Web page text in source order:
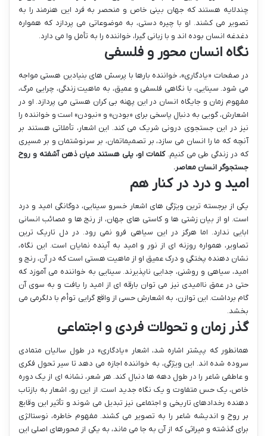
چندلایه هستند که جهان بینی خاص و منحصر به فرد این هنرمند را به
تصویر می کشند. او با چیره دستی، به موضوعاتی می پردازد که همواره
دغدغه انسان بوده اند و با زبانی گیرا، خواننده را به تأمل وا می دارد.
نگاه انسان محور و فلسفی
در صفحات «یادگاری»، خواننده بارها با پرسش های بنیادین هستی مواجه
می شود. سینایی، با نگاهی فلسفی و عمیق، به ماهیت زندگی، چرایی مرگ،
مفهوم زمان و جایگاه انسان در این پهنه بی کران هستی می پردازد. او در
اشعارش، گویی به دنبال پاسخی برای «بودن» و «نبودن» است و خواننده را
نیز در این جستجوی درونی شریک می کند. این اشعار، تأملاتی هستند بر
آنچه که ما را انسان می سازد، بر تصمیماتمان، بر سرنوشتمان و بر مسیری
که در زندگی طی می کنیم.کلمات او، پلی هستند میان ذهن آشفته و روح
جستجوگر انسان معاصر.
امید و درد در کنار هم
یکی از برجسته ترین ویژگی های اشعار خسرو سینایی، دوگانگی امید و درد
است. او از بیان زشتی ها و کاستی های جهان، از رنج ها و مصائب انسانی
ابایی ندارد. اما هرگز در این سیاهی فرو نمی رود. در دل تاریک ترین
تصاویر، همواره روزنه ای از نور و امید به آینده نمایان است. این نگاه،
نشان دهنده پختگی و درک عمیق او از ماهیت هستی است که در آن، رنج و
امید، سیاهی و روشنی، جدایی ناپذیرند. سینایی به خواننده می آموزد که
حتی در عمق ناامیدی نیز می توان بارقه ای از امید را یافت و به سوی آن
گام برداشت. این توازن، به اشعارش حسی از واقع گرایی توأم با دلگرمی می
بخشد.
گذر زمان و تحولات فردی و اجتماعی
همانطور که پیشتر اشاره شد، اشعار «یادگاری» در طول سالیان متمادی
سروده شده اند. این ویژگی، به خواننده اجازه می دهد تا سیر تحول فکری
و عاطفی شاعر را در طول دهه ها دنبال کند. هر شعر، نشانه ای از یک دوره
خاص، یک حس متفاوت و یک نگاه جدید است. از این رو، اشعار به بازتاب
دهنده رخدادهای تاریخی و اجتماعی نیز تبدیل می شوند و تأثیر این وقایع
بر روح و اندیشه شاعر را به تصویر می کشند. مفهوم خاطره، نوستالژی
برای گذشته و میراثی که از آن به جا می ماند، به یکی از محورهای اصلی این